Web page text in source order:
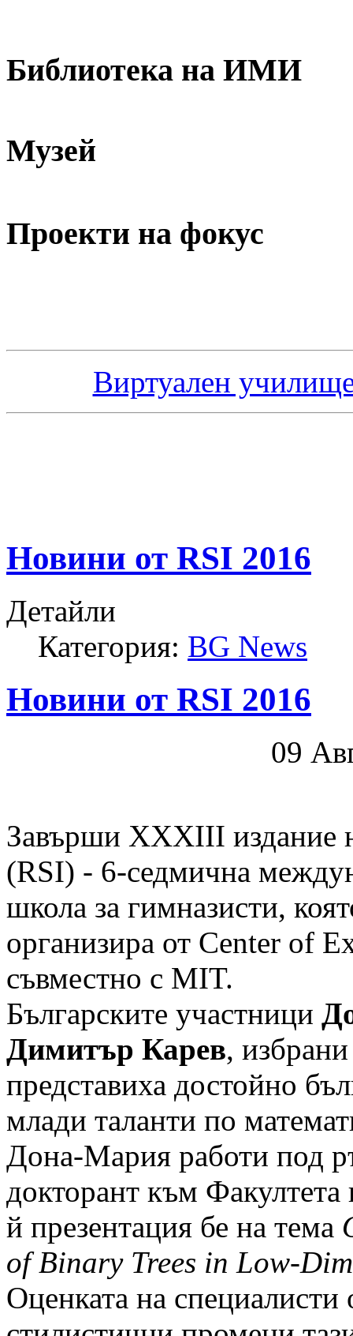
Библиотека на ИМИ
Музей
Проекти на фокус
Виртуален
Новини от RSI 2016
Детайли
Категория: BG News
Новини от RSI 2016
09
Завърши XXXIII издание
(RSI) - 6-седмична
школа за гимназисти,
организира от Center of
съвместно с MIT.
Българските участници
Димитър Карев,
представиха достойно
млади таланти по
Дона-Мария работи под
докторант към
й презентация бе на тема
of Binary Trees in Low-
Оценката на